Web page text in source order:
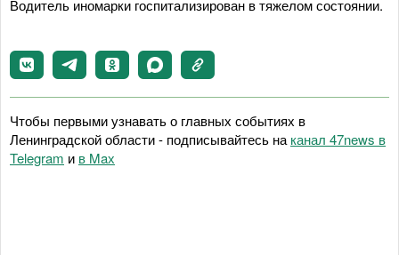
Водитель иномарки госпитализирован в тяжелом состоянии.
Чтобы первыми узнавать о главных событиях в
Ленинградской области - подписывайтесь на канал 47news в
Telegram и в Maх